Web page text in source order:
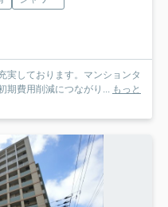
実しております。マンションタ
期費用削減につながり... もっと